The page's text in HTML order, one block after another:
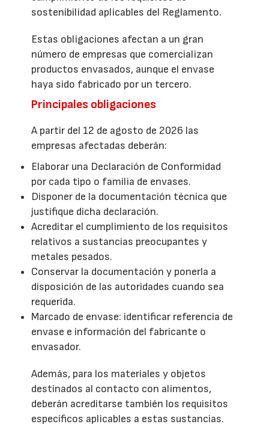
sostenibilidad aplicables del Reglamento.
Estas obligaciones afectan a un gran
número de empresas que comercializan
productos envasados, aunque el envase
haya sido fabricado por un tercero.
Principales obligaciones
A partir del 12 de agosto de 2026 las
empresas afectadas deberán:
Elaborar una Declaración de Conformidad
por cada tipo o familia de envases.
Disponer de la documentación técnica que
justifique dicha declaración.
Acreditar el cumplimiento de los requisitos
relativos a sustancias preocupantes y
metales pesados.
Conservar la documentación y ponerla a
disposición de las autoridades cuando sea
requerida.
Marcado de envase: identificar referencia de
envase e información del fabricante o
envasador.
Además, para los materiales y objetos
destinados al contacto con alimentos,
deberán acreditarse también los requisitos
específicos aplicables a estas sustancias.